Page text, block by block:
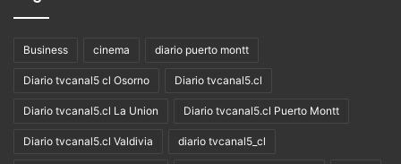
Business cinema diario puerto montt
Diario tvcanal5 cl Osorno Diario tvcanal5.cl
Diario tvcanal5.cl La Union Diario tvcanal5.cl Puerto Montt
Diario tvcanal5.cl Valdivia diario tvcanal5_cl